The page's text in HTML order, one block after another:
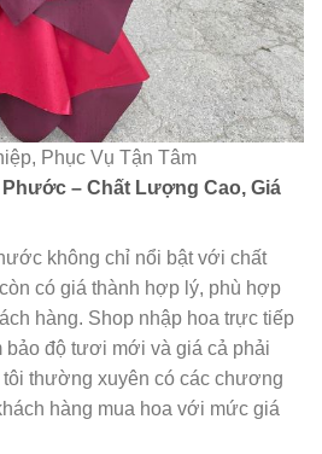
Phục Vụ Tận Tâm
– Chất Lượng Cao, Giá
không chỉ nổi bật với chất
có giá thành hợp lý, phù hợp
hàng. Shop nhập hoa trực tiếp
độ tươi mới và giá cả phải
thường xuyên có các chương
hàng mua hoa với mức giá